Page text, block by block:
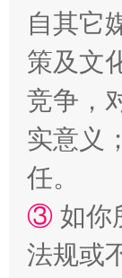
自其它
策及文
竞争，
实意义
任。
③ 如你
法规或